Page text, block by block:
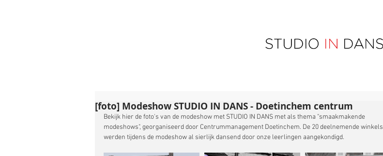
[foto] Modeshow STUDIO IN DANS - Doetinchem centrum
Bekijk hier de foto's van de modeshow met STUDIO IN DANS met als thema "smaakmakende
modeshows", georganiseerd door Centrummanagement Doetinchem. De 20 deelnemende winkels
werden tijdens de modeshow al sierlijk dansend door onze leerlingen aangekondigd.